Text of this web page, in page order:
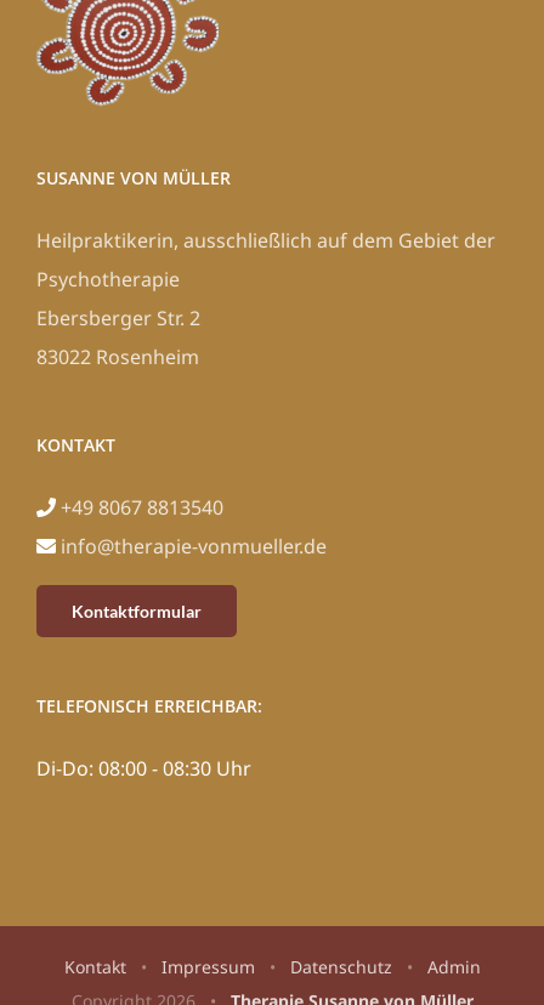
SUSANNE VON MÜLLER
Heilpraktikerin, ausschließlich auf dem Gebiet der
Psychotherapie
Ebersberger Str. 2
83022 Rosenheim
KONTAKT
+49 8067 8813540
info@therapie-vonmueller.de
Kontaktformular
TELEFONISCH ERREICHBAR:
Di-Do: 08:00 - 08:30 Uhr
Kontakt• Impressum • Datenschutz • Admin